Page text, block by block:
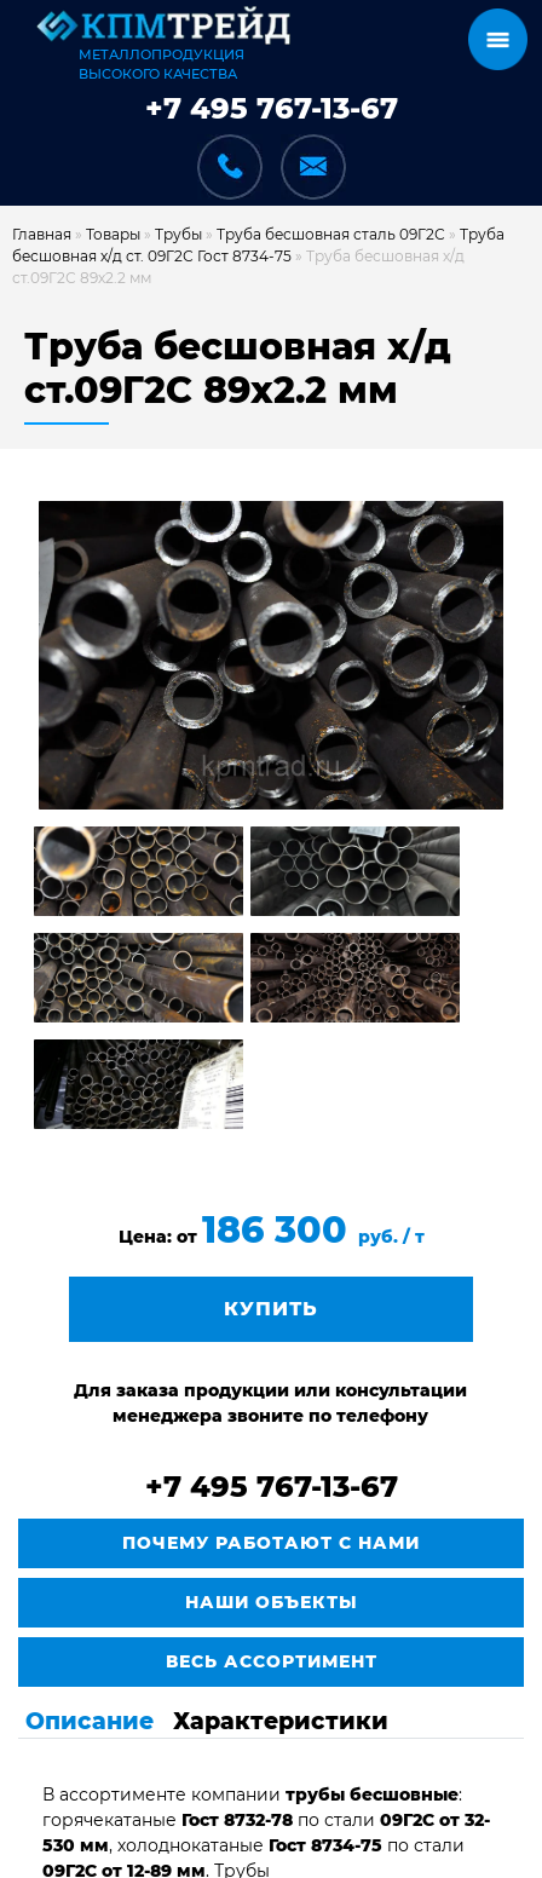
МЕТАЛЛОПРОДУКЦИЯ
ВЫСОКОГО КАЧЕСТВА
+7 495 767-13-67
ДОСТАВКА И ОПЛАТА
НАШИ ОБЪЕКТЫ
ОТЗЫВЫ
О НАС
БЛОГ
КОНТАКТЫ
Главная » Товары » Трубы » Труба бесшовная сталь 09Г2С » Труба
бесшовная х/д ст. 09Г2С Гост 8734-75 » Труба бесшовная х/д
ст.09Г2С 89х2.2 мм
Труба бесшовная х/д
ст.09Г2С 89х2.2 мм
Цена: от 186 300 руб. / т
КУПИТЬ
Для заказа продукции или консультации
менеджера звоните по телефону
+7 495 767-13-67
ПОЧЕМУ РАБОТАЮТ С НАМИ
НАШИ ОБЪЕКТЫ
ВЕСЬ АССОРТИМЕНТ
Описание Характеристики
В ассортименте компании трубы бесшовные:
горячекатаные Гост 8732-78 по стали 09Г2С от 32-
530 мм, холоднокатаные Гост 8734-75 по стали
09Г2С от 12-89 мм. Трубы